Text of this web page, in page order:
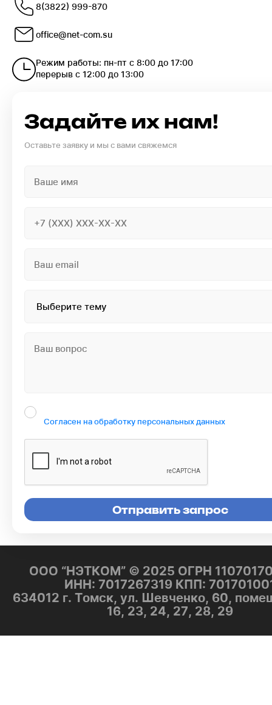
8(3822) 999-870
office@net-com.su
Режим работы: пн-пт с 8:00 до 17:00
перерыв с 12:00 до 13:00
Задайте их нам!
Оставьте заявку и мы с вами свяжемся
Согласен на обработку персональных данных
ООО “НЭТКОМ” © 2025 ОГРН
ИНН: 7017267319 КПП:
634012 г. Томск, ул. Шевченко, 60,
16, 23, 24, 27, 28, 29